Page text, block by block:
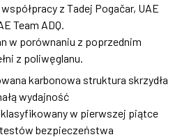
z Tadej Pogačar, UAE
Team ADQ.
w porównaniu z poprzednim
z poliwęglanu.
karbonowa struktura skrzydła
wydajność
w pierwszej piątce
bezpieczeństwa